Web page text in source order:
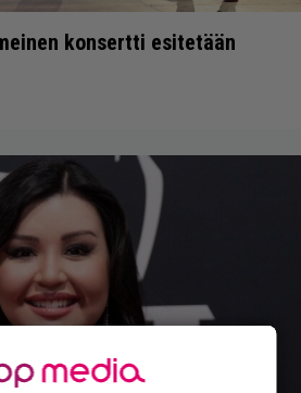
konsertti esitetään